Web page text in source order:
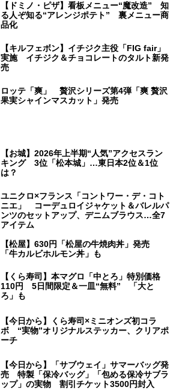
【ドミノ・ピザ】看板メニュー“魔改造” 知
る人ぞ知る“アレンジポテト” 裏メニュー商
品化
【キルフェボン】イチジク主役「FIG fair」
実施 イチジク＆チョコレートのタルト新発
売
ロッテ「爽」 贅沢シリーズ第4弾「爽 贅沢
果実シャインマスカット」発売
【お城】2026年上半期“人気”アクセスラン
キング 3位「松本城」…東日本2位＆1位
は？
ユニクロ×フランス「コントワー・デ・コト
ニエ」 コーデュロイジャケット＆バレルパ
ンツのセットアップ、デニムブラウス…全7
アイテム
【松屋】630円「松屋の牛焼肉丼」発売
「牛カルビホルモン丼」も
【くら寿司】本マグロ「中とろ」特別価格
110円 5日間限定＆一皿“無料” 「大と
ろ」も
【今日から】くら寿司×ミニオンズ初コラ
ボ “実物”オリジナルステッカー、クリアポ
ーチ
【今日から】「サブウェイ」サマーバッグ発
売 特製「保冷バッグ」「包める保冷サブラ
ップ」の実物 割引チケット3500円封入